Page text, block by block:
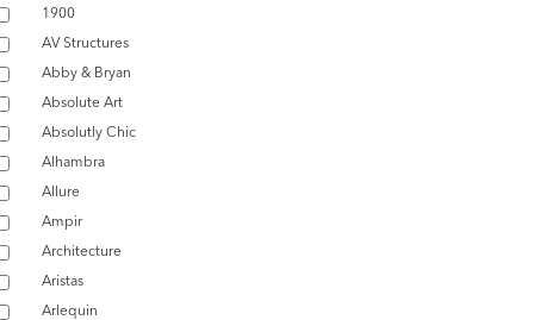
1900
AV Structures
Abby & Bryan
Absolute Art
Absolutly Chic
Alhambra
Allure
Ampir
Architecture
Aristas
Arlequin